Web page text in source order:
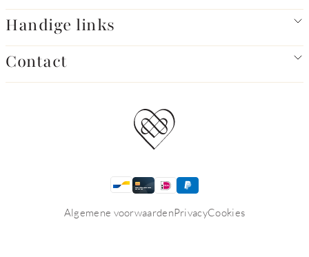
Handige links
Contact
Algemene voorwaardenPrivacyCookies